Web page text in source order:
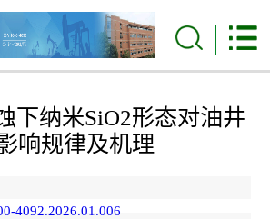
下纳米SiO2形态对油井
响规律及机理
4092.2026.01.006